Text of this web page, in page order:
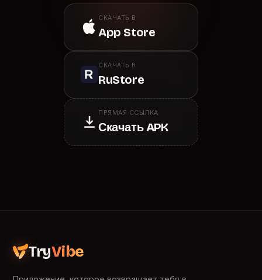
СКАЧАТЬ В
App Store
СКАЧАТЬ В
RuStore
ПРЯМАЯ ССЫЛКА
Скачать APK
TryVibe